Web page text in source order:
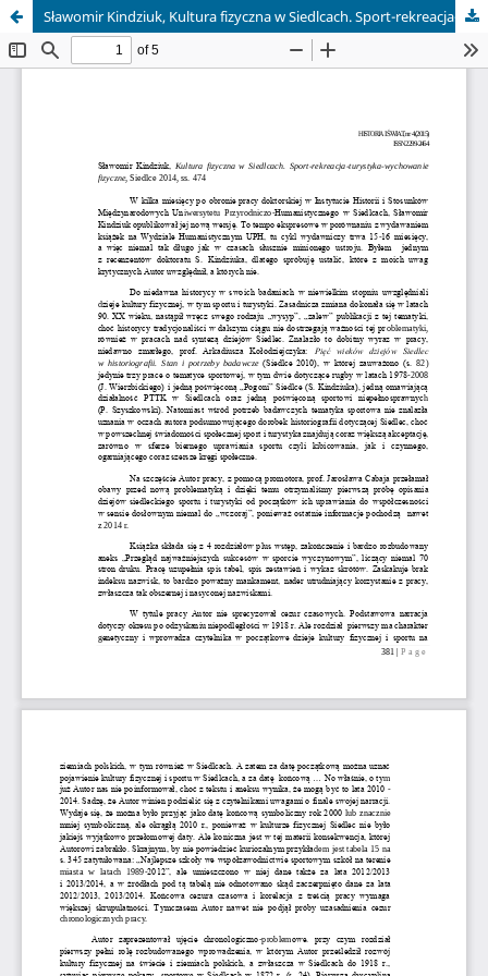
Sławomir Kindziuk, Kultura fizyczna w Siedlcach. Sport-rekreacja-turystyka-wychowanie fizyczne, Siedlce 2014, ss. 474